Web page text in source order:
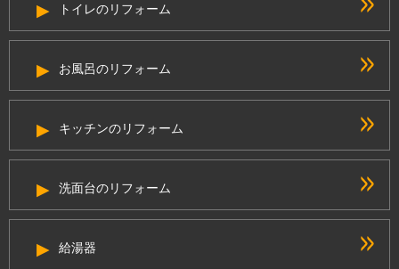
トイレのリフォーム
お風呂のリフォーム
キッチンのリフォーム
洗面台のリフォーム
給湯器